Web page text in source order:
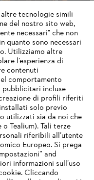
#STIHL
tecnologie simili
del nostro sito web,
necessari" che non
quanto sono necessari
Utilizziamo altre
l’esperienza di
contenuti
comportamento
pubblicitari incluse
di profili riferiti
solo previo
utilizzati sia da noi che
Tealium). Tali terze
riferibili all’utente
Europeo. Si prega
and
informazioni sull’uso
Cliccando